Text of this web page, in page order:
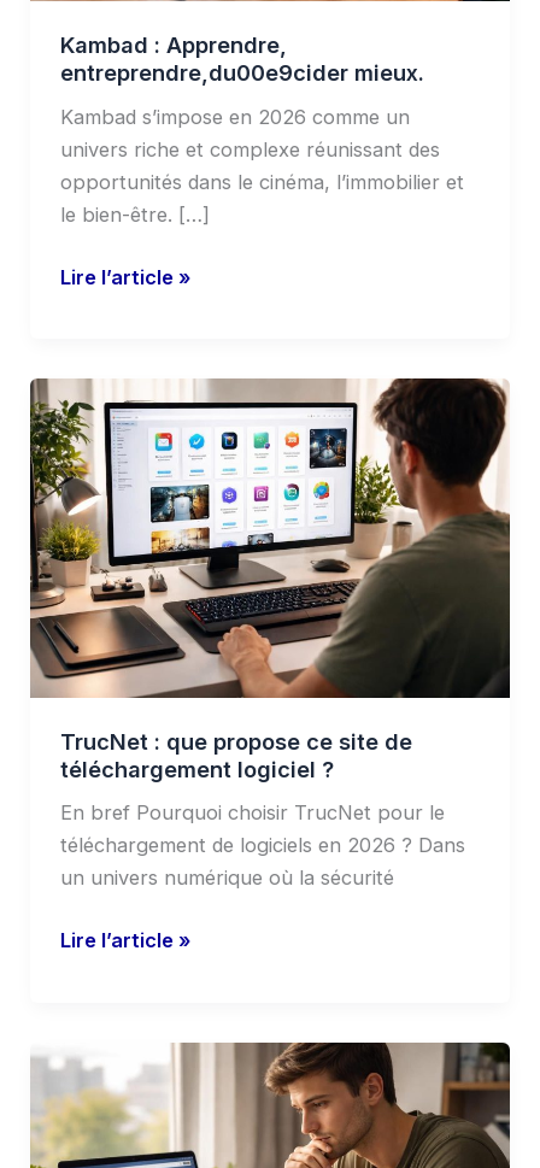
Kambad : Apprendre,
entreprendre,du00e9cider mieux.
Kambad s’impose en 2026 comme un
univers riche et complexe réunissant des
opportunités dans le cinéma, l’immobilier et
le bien-être. […]
Lire l’article »
TrucNet : que propose ce site de
téléchargement logiciel ?
En bref Pourquoi choisir TrucNet pour le
téléchargement de logiciels en 2026 ? Dans
un univers numérique où la sécurité
:
que
propose
ce
site
de
téléchargement
logiciel
?
Lire l’article »
SurveyWorld
Avis
:
Gagnez-